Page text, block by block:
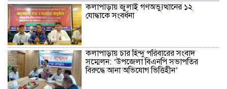
কলাপাড়ায় জুলাই গণঅভ্যুত্থানের ১২
যোদ্ধাকে সংবর্ধনা
কলাপাড়ায় চার হিন্দু পরিবারের সংবাদ
সম্মেলন: ‘উপজেলা বিএনপি সভাপতির
বিরুদ্ধে আনা অভিযোগ ভিত্তিহীন’